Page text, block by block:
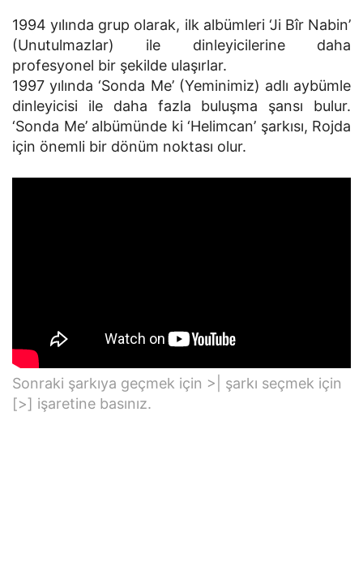
1994 yılında grup olarak, ilk albümleri ‘Ji Bîr Nabin’
(Unutulmazlar) ile dinleyicilerine daha
profesyonel bir şekilde ulaşırlar.
1997 yılında ‘Sonda Me’ (Yeminimiz) adlı aybümle
dinleyicisi ile daha fazla buluşma şansı bulur.
‘Sonda Me’ albümünde ki ‘Helimcan’ şarkısı, Rojda
için önemli bir dönüm noktası olur.
Sonraki şarkıya geçmek için >| şarkı seçmek için
[>] işaretine basınız.